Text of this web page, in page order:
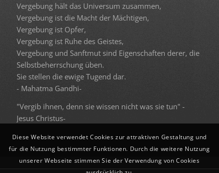
Vergebung hält das Universum zusammen,
Vergebung ist die Macht der Mächtigen,
Vergebung ist Opfer,
Vergebung ist Ruhe des Geistes,
Vergebung und Sanftmut sind Eigenschaften derer, die
Selbstbeherrschung üben.
Sie stellen die ewige Tugend dar.
- Mahatma Gandhi-
"Vergib ihnen, denn sie wissen nicht was sie tun" -
Jesus Christus-
Diese Website verwendet Cookies zur attraktiven Gestaltung und
für die Nutzung bestimmter Funktionen. Durch die weitere Nutzung
unserer Webseite stimmen Sie der Verwendung von Cookies